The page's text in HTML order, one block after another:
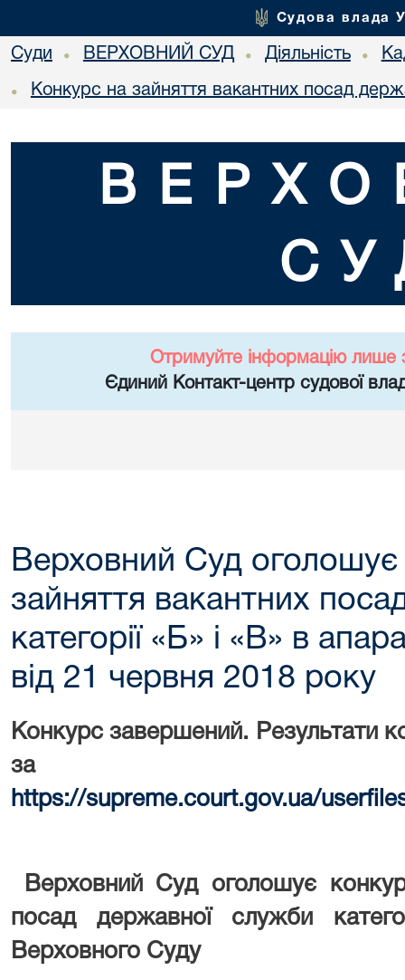
Судова влада
Суди • ВЕРХОВНИЙ СУД • Діяльність •
• Конкурс на зайняття вакантних посад
Отримуйте інформацію лише
Єдиний Контакт-центр судової
Верховний Суд оголошує
зайняття вакантних
категорії «Б» і «В» в
від 21 червня 2018 року
Конкурс завершений. Результати
за
https://supreme.court.gov.ua/
Верховний Суд оголошує
посад державної служби
Верховного Суду